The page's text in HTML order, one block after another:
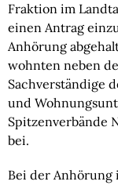
Fraktion im
einen Antrag
Anhörung
wohnten neben
Sachverständige
und
Spitzenverbände
bei.
Bei der Anhörung